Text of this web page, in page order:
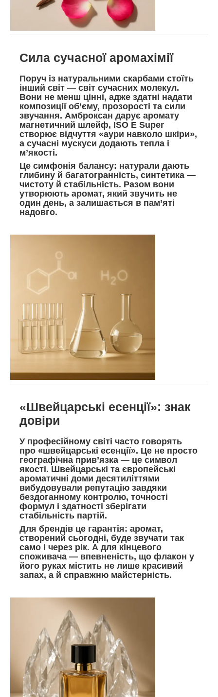
Сила сучасної аромахімії
Поруч із натуральними скарбами стоїть
інший світ — світ сучасних молекул.
Вони не менш цінні, адже здатні надати
композиції об’єму, прозорості та сили
звучання. Амброксан дарує аромату
магнетичний шлейф, ISO E Super
створює відчуття «аури навколо шкіри»,
а сучасні мускуси додають тепла і
м’якості.
Це симфонія балансу: натурали дають
глибину й багатогранність, синтетика —
чистоту й стабільність. Разом вони
утворюють аромат, який звучить не
один день, а залишається в пам’яті
надовго.
«Швейцарські есенції»: знак
довіри
У професійному світі часто говорять
про «швейцарські есенції». Це не просто
географічна прив’язка — це символ
якості. Швейцарські та європейські
ароматичні доми десятиліттями
вибудовували репутацію завдяки
бездоганному контролю, точності
формул і здатності зберігати
стабільність партій.
Для брендів це гарантія: аромат,
створений сьогодні, буде звучати так
само і через рік. А для кінцевого
споживача — впевненість, що флакон у
його руках містить не лише красивий
запах, а й справжню майстерність.